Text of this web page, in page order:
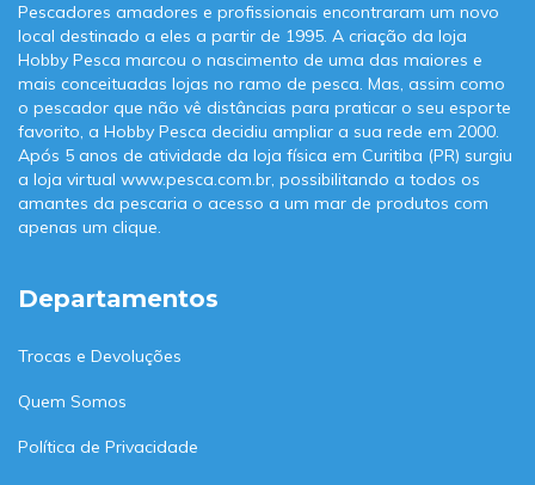
Pescadores amadores e profissionais encontraram um novo
local destinado a eles a partir de 1995. A criação da loja
Hobby Pesca marcou o nascimento de uma das maiores e
mais conceituadas lojas no ramo de pesca. Mas, assim como
o pescador que não vê distâncias para praticar o seu esporte
favorito, a Hobby Pesca decidiu ampliar a sua rede em 2000.
Após 5 anos de atividade da loja física em Curitiba (PR) surgiu
a loja virtual www.pesca.com.br, possibilitando a todos os
amantes da pescaria o acesso a um mar de produtos com
apenas um clique.
Departamentos
Trocas e Devoluções
Quem Somos
Política de Privacidade